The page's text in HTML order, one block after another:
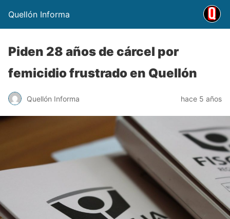
Quellón Informa
Piden 28 años de cárcel por
femicidio frustrado en Quellón
Quellón Informa hace 5 años